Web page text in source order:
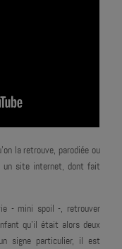
la retrouve, parodiée ou
un site internet, dont fait
- mini spoil -, retrouver
qu'il était alors deux
signe particulier, il est